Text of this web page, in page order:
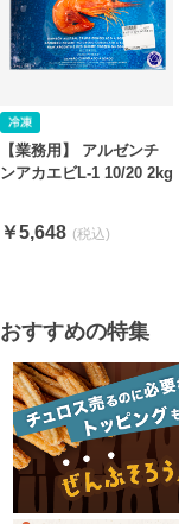
【業務用】 アルゼンチ
ンアカエビL-1 10/20 2kg
￥5,648
おすすめの特集